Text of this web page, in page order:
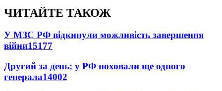
ЧИТАЙТЕ ТАКОЖ
У МЗС РФ відкинули можливість завершення
війни15177
Другий за день: у РФ поховали ще одного
генерала14002